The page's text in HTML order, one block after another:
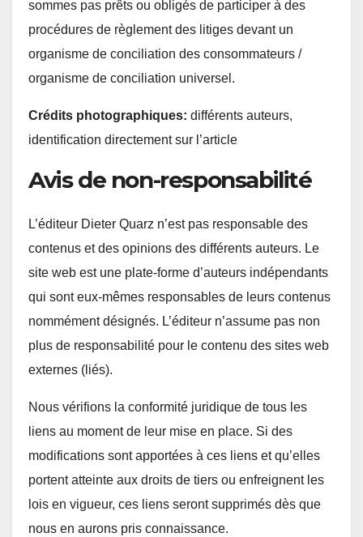
sommes pas prêts ou obligés de participer à des
procédures de règlement des litiges devant un
organisme de conciliation des consommateurs /
organisme de conciliation universel.
Crédits photographiques: différents auteurs,
identification directement sur l’article
Avis de non-responsabilité
L’éditeur Dieter Quarz n’est pas responsable des
contenus et des opinions des différents auteurs. Le
site web est une plate-forme d’auteurs indépendants
qui sont eux-mêmes responsables de leurs contenus
nommément désignés. L’éditeur n’assume pas non
plus de responsabilité pour le contenu des sites web
externes (liés).
Nous vérifions la conformité juridique de tous les
liens au moment de leur mise en place. Si des
modifications sont apportées à ces liens et qu’elles
portent atteinte aux droits de tiers ou enfreignent les
lois en vigueur, ces liens seront supprimés dès que
nous en aurons pris connaissance.